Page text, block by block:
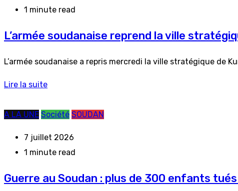
1 minute read
L’armée soudanaise reprend la ville
L’armée soudanaise a repris mercredi la ville stratégique de
Lire la suite
A LA UNE Société SOUDAN
7 juillet 2026
1 minute read
Guerre au Soudan : plus de 300 enfants